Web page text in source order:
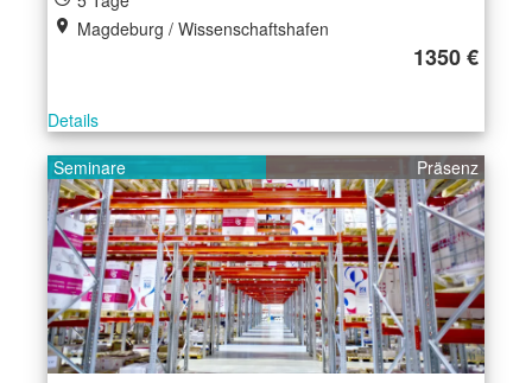
Magdeburg / Wissenschaftshafen
1350 €
Details
Seminare
Präsenz